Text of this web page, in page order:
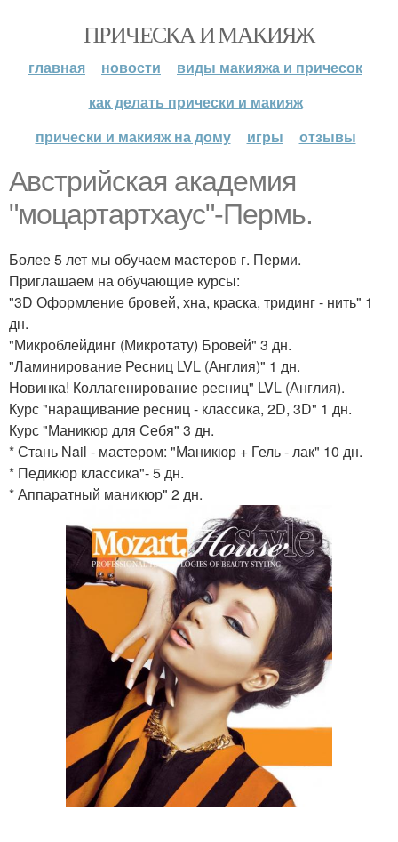
ПРИЧЕСКА И МАКИЯЖ
главная новости
виды макияжа и причесок
как делать прически и макияж
прически и макияж на дому
игры отзывы
Австрийская академия
"моцартартхаус"-Пермь.
Более 5 лет мы обучаем мастеров г. Перми.
Приглашаем на обучающие курсы:
"3D Оформление бровей, хна, краска, тридинг - нить" 1
дн.
"Микроблейдинг (Микротату) Бровей" 3 дн.
"Ламинирование Ресниц LVL (Англия)" 1 дн.
Новинка! Коллагенирование ресниц" LVL (Англия).
Курс "наращивание ресниц - классика, 2D, 3D" 1 дн.
Курс "Маникюр для Себя" 3 дн.
* Стань Nail - мастером: "Маникюр + Гель - лак" 10 дн.
* Педикюр классика"- 5 дн.
* Аппаратный маникюр" 2 дн.